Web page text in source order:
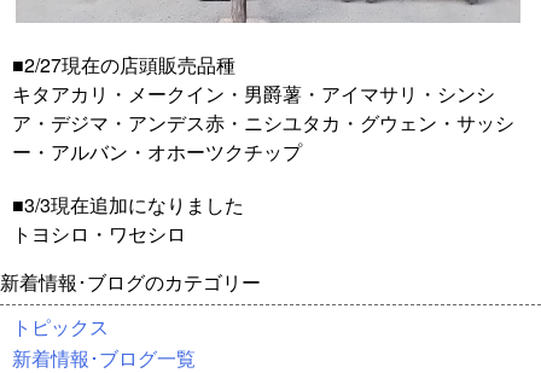
■2/27現在の店頭販売品種
キタアカリ・メークイン・男爵薯・アイマサリ・シンシ
ア・デジマ・アンデス赤・ニシユタカ・グウェン・サッシ
ー・アルバン・オホーツクチップ
■3/3現在追加になりました
トヨシロ・ワセシロ
新着情報･ブログのカテゴリー
トピックス
新着情報･ブログ一覧